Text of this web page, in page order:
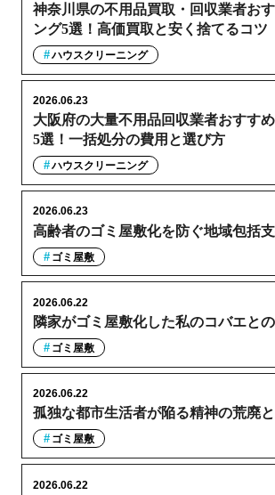
神奈川県の不用品買取・回収業者お
ング5選！高価買取と安く捨てるコツ
ハウスクリーニング
大阪府の大量不用品回収業者おすす
5選！一括処分の費用と選び方
2026.06.23
ハウスクリーニング
高齢者のゴミ屋敷化を防ぐ地域包括
2026.06.23
ゴミ屋敷
隣家がゴミ屋敷化した私のコバエと
2026.06.22
ゴミ屋敷
孤独な都市生活者が陥る精神の荒廃と
2026.06.22
ゴミ屋敷
2026.06.22